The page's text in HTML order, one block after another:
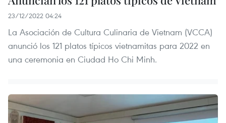
23/12/2022 04:24
La Asociación de Cultura Culinaria de Vietnam (VCCA)
anunció los 121 platos típicos vietnamitas para 2022 en
una ceremonia en Ciudad Ho Chi Minh.